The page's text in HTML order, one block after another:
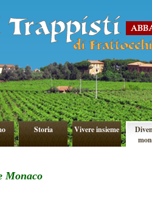
Storia Vivere insieme
Monaco